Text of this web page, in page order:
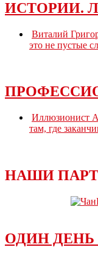
ИСТОРИИ.
Виталий
это не пустые
Иллюзионист
там, где
НАШИ
ОДИН